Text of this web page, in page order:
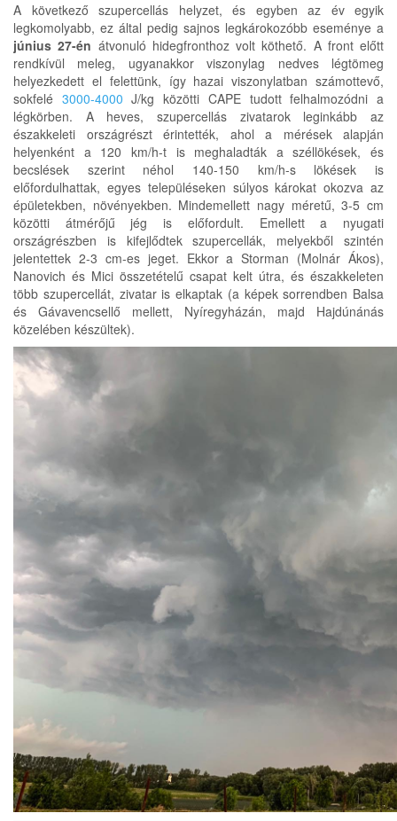
A következő szupercellás helyzet, és egyben az év egyik
legkomolyabb, ez által pedig sajnos legkárokozóbb eseménye a
június 27-én átvonuló hidegfronthoz volt köthető. A front előtt
rendkívül meleg, ugyanakkor viszonylag nedves légtömeg
helyezkedett el felettünk, így hazai viszonylatban számottevő,
sokfelé 3000-4000 J/kg közötti CAPE tudott felhalmozódni a
légkörben. A heves, szupercellás zivatarok leginkább az
északkeleti országrészt érintették, ahol a mérések alapján
helyenként a 120 km/h-t is meghaladták a széllökések, és
becslések szerint néhol 140-150 km/h-s lökések is
előfordulhattak, egyes településeken súlyos károkat okozva az
épületekben, növényekben. Mindemellett nagy méretű, 3-5 cm
közötti átmérőjű jég is előfordult. Emellett a nyugati
országrészben is kifejlődtek szupercellák, melyekből szintén
jelentettek 2-3 cm-es jeget. Ekkor a Storman (Molnár Ákos),
Nanovich és Mici összetételű csapat kelt útra, és északkeleten
több szupercellát, zivatar is elkaptak (a képek sorrendben Balsa
és Gávavencsellő mellett, Nyíregyházán, majd Hajdúnánás
közelében készültek).